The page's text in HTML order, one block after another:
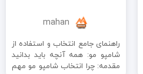
mahan
راهنمای جامع انتخاب و استفاده از
شامپو مو: همه آنچه باید بدانید
مقدمه: چرا انتخاب شامپو مو مهم